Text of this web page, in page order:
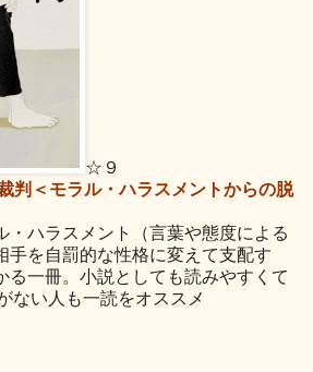
☆９
判＜モラル・ハラスメントからの脱
・ハラスメント（言葉や態度による
手を自罰的な性格に変えて支配す
る一冊。小説としても読みやすくて
ない人も一読をオススメ